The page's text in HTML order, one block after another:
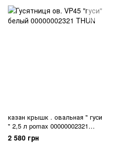
казан крышк . овальная " гуси
" 2,5 л pomax 00000002321
THUN
2 580 грн